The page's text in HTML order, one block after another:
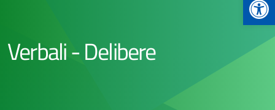
Verbali - Delibere